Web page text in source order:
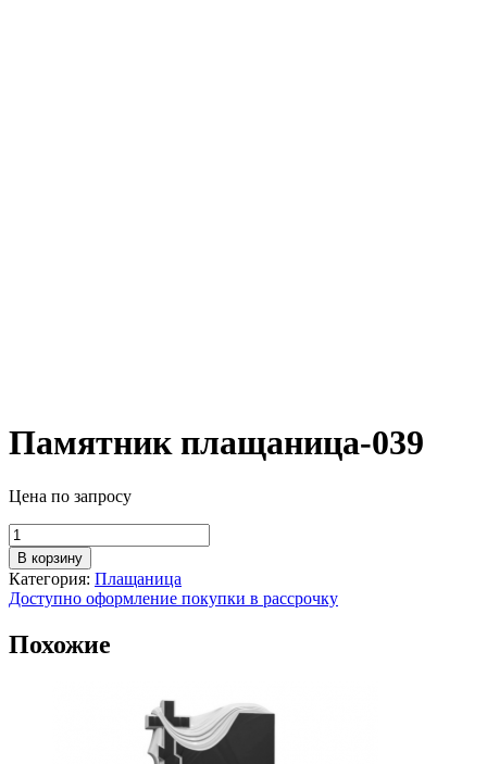
Памятник плащаница-039
Цена по запросу
Количество
товара
Памятник
плащаница-039
В корзину
Категория: Плащаница
Доступно оформление покупки в рассрочку
Похожие